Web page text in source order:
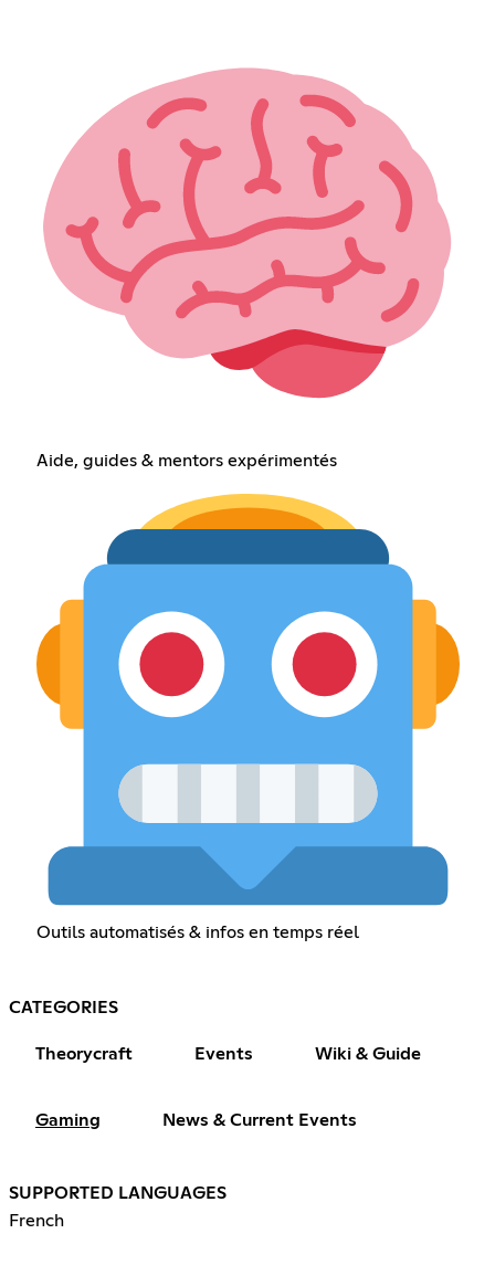
Aide, guides & mentors expérimentés
Outils automatisés & infos en temps réel
CATEGORIES
Theorycraft Events Wiki & Guide
Gaming News & Current Events
SUPPORTED LANGUAGES
French